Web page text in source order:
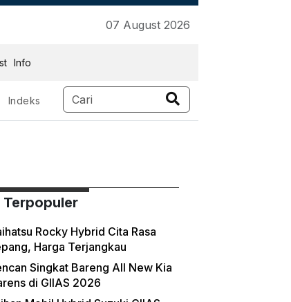
07 August 2026
Info
Indeks
Rocky Hybrid Cita Rasa
Harga Terjangkau
Singkat Bareng All New Kia
di GIIAS 2026